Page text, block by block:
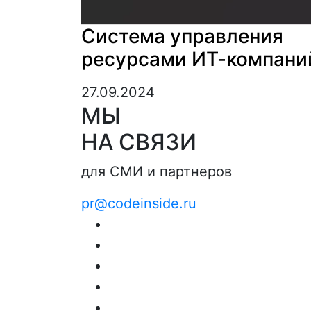
Система управления
ресурсами ИТ-
27.09.2024
МЫ
НА СВЯЗИ
для СМИ и партнеров
pr@codeinside.ru